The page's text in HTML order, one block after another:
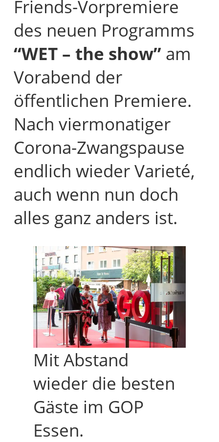
Friends-Vorpremiere
des neuen Programms
“WET – the show” am
Vorabend der
öffentlichen Premiere.
Nach viermonatiger
Corona-Zwangspause
endlich wieder Varieté,
auch wenn nun doch
alles ganz anders ist.
Mit Abstand
wieder die besten
Gäste im GOP
Essen.